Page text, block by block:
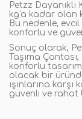
Petzz Dayanıklı
kg'a kadar olan
Bu nedenle,
konforlu ve
Sonuç olarak,
Taşıma
konforlu
olacak bir
ışınlarına karşı
güvenli ve rahat